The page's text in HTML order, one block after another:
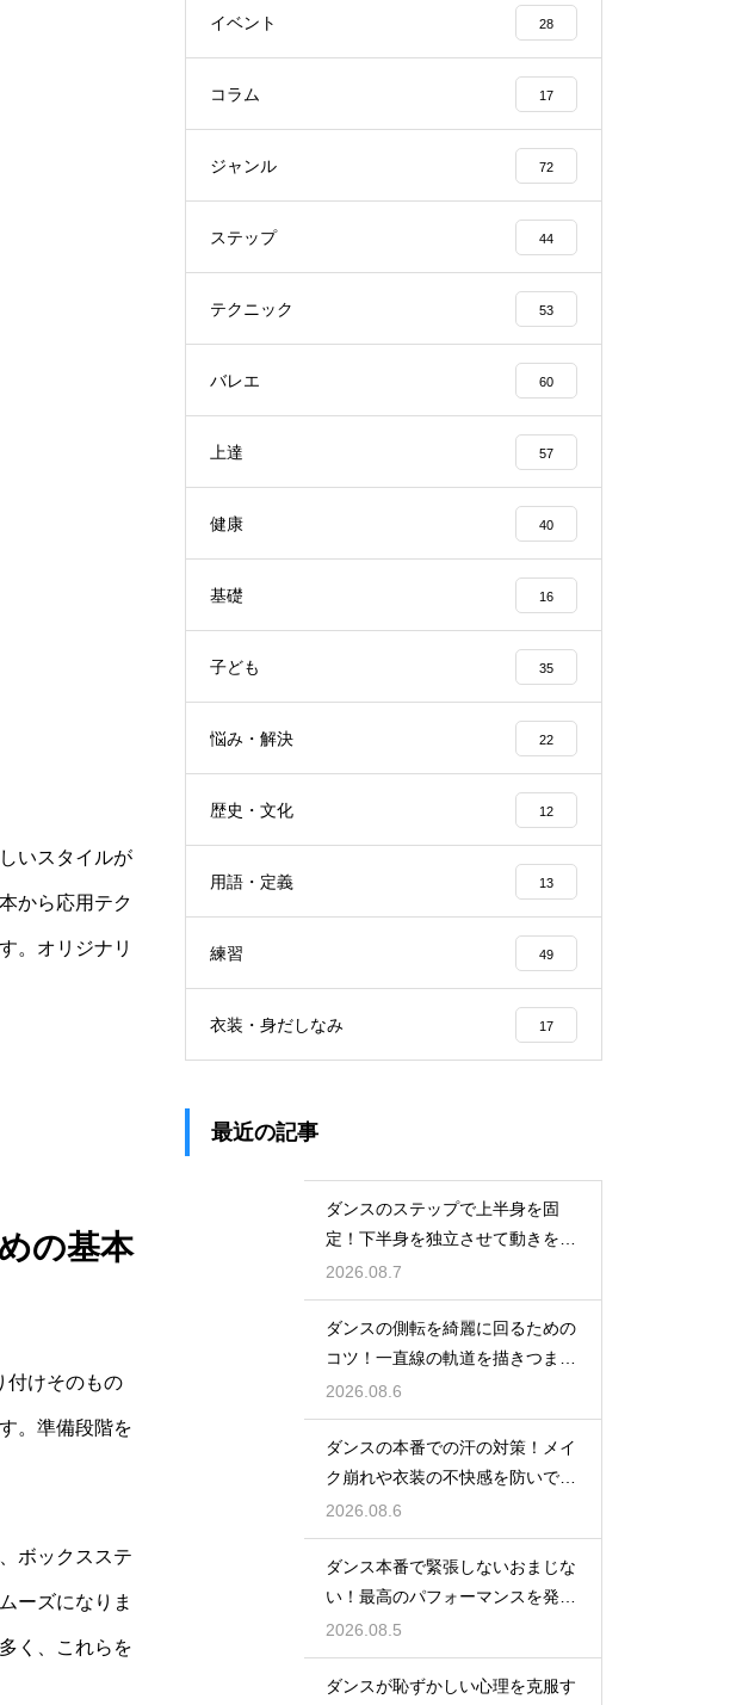
いスタイルが
から応用テク
。オリジナリ
の基本
付けそのもの
。準備段階を
ボックスステ
ーズになりま
く、これらを
イベント 28
コラム 17
ジャンル 72
ステップ 44
テクニック 53
バレエ 60
上達 57
健康 40
基礎 16
子ども 35
悩み・解決 22
歴史・文化 12
用語・定義 13
練習 49
衣装・身だしなみ 17
最近の記事
ダンスのステップで上半身を固
定！下半身を独立させて動きを際
立たせる
2026.08.7
ダンスの側転を綺麗に回るための
コツ！一直線の軌道を描きつま先
まで伸ばす
2026.08.6
ダンスの本番での汗の対策！メイ
ク崩れや衣装の不快感を防いで快
適に踊る
2026.08.6
ダンス本番で緊張しないおまじな
い！最高のパフォーマンスを発揮
する心理術
2026.08.5
ダンスが恥ずかしい心理を克服す